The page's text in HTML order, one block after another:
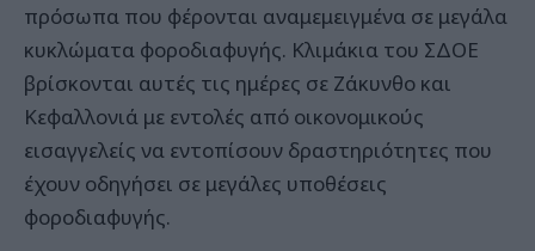
πρόσωπα που φέρονται αναμεμειγμένα σε μεγάλα
κυκλώματα φοροδιαφυγής. Κλιμάκια του ΣΔΟΕ
βρίσκονται αυτές τις ημέρες σε Ζάκυνθο και
Κεφαλλονιά με εντολές από οικονομικούς
εισαγγελείς να εντοπίσουν δραστηριότητες που
έχουν οδηγήσει σε μεγάλες υποθέσεις
φοροδιαφυγής.